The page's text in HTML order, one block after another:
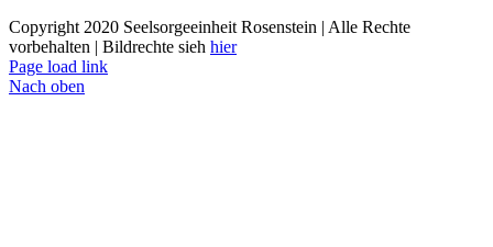
Copyright 2020 Seelsorgeeinheit Rosenstein | Alle Rechte
vorbehalten | Bildrechte sieh hier
Page load link
Nach oben